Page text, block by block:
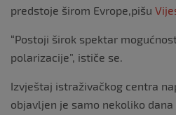
predstoje širom Evrope,pišu
“Postoji širok spektar
polarizacije”, ističe se.
Izvještaj istraživačkog centra
objavljen je samo nekoliko